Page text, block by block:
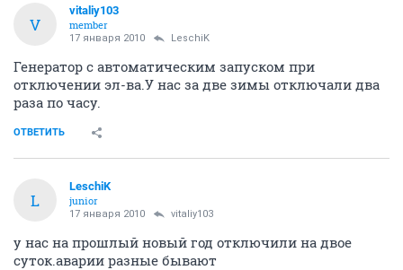
V
vitaliy103
member
17 января 2010 LeschiK
Генератор с автоматическим запуском при
отключении эл-ва.У нас за две зимы отключали два
раза по часу.
ОТВЕТИТЬ
L
LeschiK
junior
17 января 2010 vitaliy103
у нас на прошлый новый год отключили на двое
суток.аварии разные бывают